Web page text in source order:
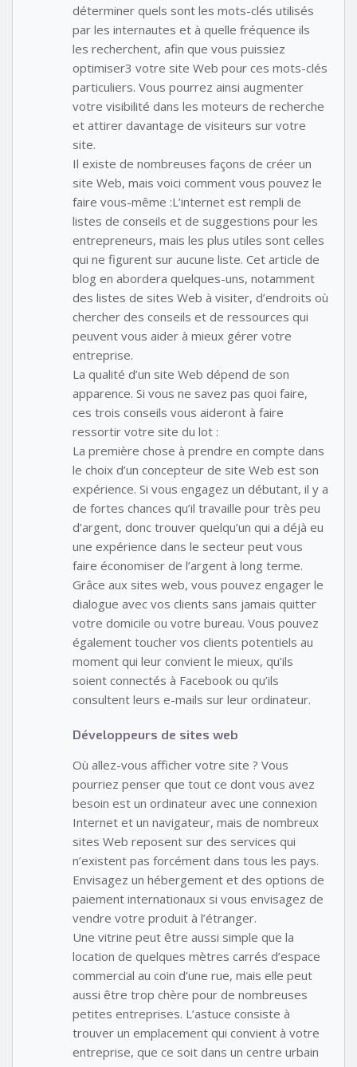
déterminer quels sont les mots-clés utilisés
par les internautes et à quelle fréquence ils
les recherchent, afin que vous puissiez
optimiser3 votre site Web pour ces mots-clés
particuliers. Vous pourrez ainsi augmenter
votre visibilité dans les moteurs de recherche
et attirer davantage de visiteurs sur votre
site.
Il existe de nombreuses façons de créer un
site Web, mais voici comment vous pouvez le
faire vous-même :L’internet est rempli de
listes de conseils et de suggestions pour les
entrepreneurs, mais les plus utiles sont celles
qui ne figurent sur aucune liste. Cet article de
blog en abordera quelques-uns, notamment
des listes de sites Web à visiter, d’endroits où
chercher des conseils et de ressources qui
peuvent vous aider à mieux gérer votre
entreprise.
La qualité d’un site Web dépend de son
apparence. Si vous ne savez pas quoi faire,
ces trois conseils vous aideront à faire
ressortir votre site du lot :
La première chose à prendre en compte dans
le choix d’un concepteur de site Web est son
expérience. Si vous engagez un débutant, il y a
de fortes chances qu’il travaille pour très peu
d’argent, donc trouver quelqu’un qui a déjà eu
une expérience dans le secteur peut vous
faire économiser de l’argent à long terme.
Grâce aux sites web, vous pouvez engager le
dialogue avec vos clients sans jamais quitter
votre domicile ou votre bureau. Vous pouvez
également toucher vos clients potentiels au
moment qui leur convient le mieux, qu’ils
soient connectés à Facebook ou qu’ils
consultent leurs e-mails sur leur ordinateur.
Développeurs de sites web
Où allez-vous afficher votre site ? Vous
pourriez penser que tout ce dont vous avez
besoin est un ordinateur avec une connexion
Internet et un navigateur, mais de nombreux
sites Web reposent sur des services qui
n’existent pas forcément dans tous les pays.
Envisagez un hébergement et des options de
paiement internationaux si vous envisagez de
vendre votre produit à l’étranger.
Une vitrine peut être aussi simple que la
location de quelques mètres carrés d’espace
commercial au coin d’une rue, mais elle peut
aussi être trop chère pour de nombreuses
petites entreprises. L’astuce consiste à
trouver un emplacement qui convient à votre
entreprise, que ce soit dans un centre urbain